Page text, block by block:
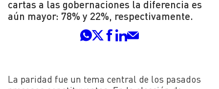
cartas a las gobernaciones la diferencia es
aún mayor: 78% y 22%, respectivamente.
La paridad fue un tema central de los pasados